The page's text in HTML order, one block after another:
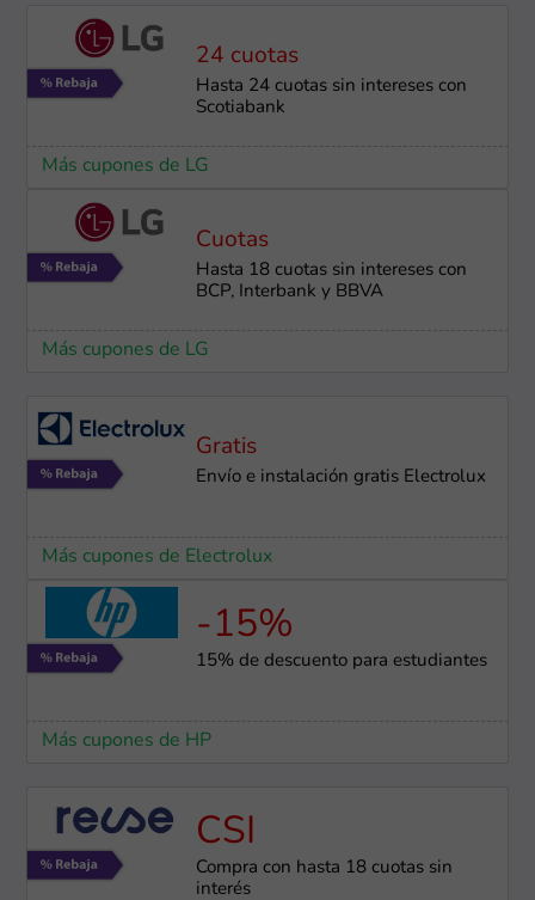
24 cuotas
Hasta 24 cuotas sin intereses con
Scotiabank
Más cupones de LG
Cuotas
Hasta 18 cuotas sin intereses con
BCP, Interbank y BBVA
Más cupones de LG
Gratis
Envío e instalación gratis Electrolux
Más cupones de Electrolux
-15%
15% de descuento para estudiantes
Más cupones de HP
CSI
Compra con hasta 18 cuotas sin
interés